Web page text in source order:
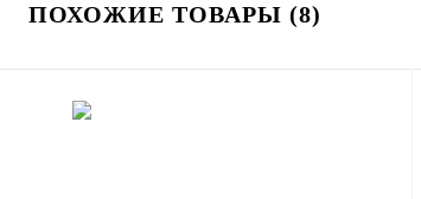
ПОХОЖИЕ ТОВАРЫ (8)